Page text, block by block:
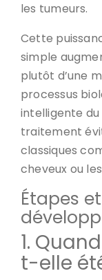
les tumeurs.
Cette
simple
plutôt d’une
processus
intelligente
traitement
classiques
cheveux ou
Étapes
1.
t-elle